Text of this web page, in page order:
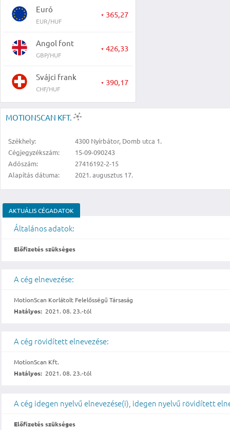
Euró
EUR/HUF
▼ 365,27
Angol font
GBP/HUF
▼ 426,33
Svájci frank
CHF/HUF
▼ 390,17
MOTIONSCAN KFT.
Székhely:
4300 Nyírbátor, Domb utca 1.
Cégjegyzékszám:
15-09-090243
Adószám:
27416192-2-15
Alapítás dátuma:
2021. augusztus 17.
AKTUÁLIS CÉGADATOK
Általános adatok:
Előfizetés szükséges
A cég elnevezése:
MotionScan Korlátolt Felelősségű Társaság
Hatályos: 2021. 08. 23.-tól
A cég rövidített elnevezése:
MotionScan Kft.
Hatályos: 2021. 08. 23.-tól
A cég idegen nyelvű elnevezése(i), idegen nyelvű rövidített
Előfizetés szükséges